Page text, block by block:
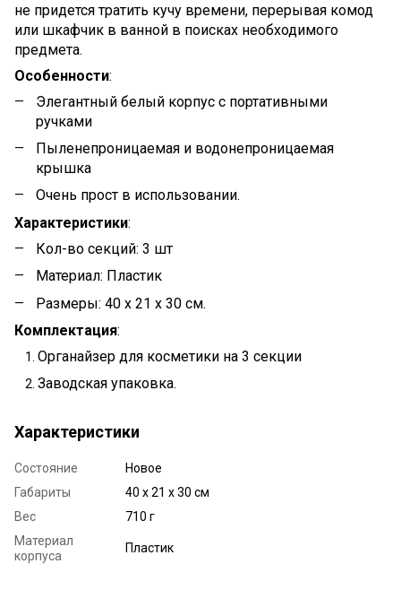
не придется тратить кучу времени, перерывая комод
или шкафчик в ванной в поисках необходимого
предмета.
Особенности:
Элегантный белый корпус с портативными
ручками
Пыленепроницаемая и водонепроницаемая
крышка
Очень прост в использовании.
Характеристики:
Кол-во секций: 3 шт
Материал: Пластик
Размеры: 40 x 21 x 30 cм.
Комплектация:
Органайзер для косметики на 3 секции
Заводская упаковка.
Характеристики
Состояние
Новое
Габариты
40 x 21 x 30 cм
Вес
710 г
Материал
корпуса
Пластик